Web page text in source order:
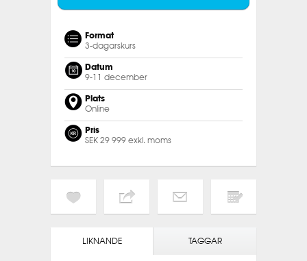
Format
3-dagarskurs
Datum
9-11 december
Plats
Online
Pris
SEK 29 999 exkl. moms
LIKNANDE TAGGAR